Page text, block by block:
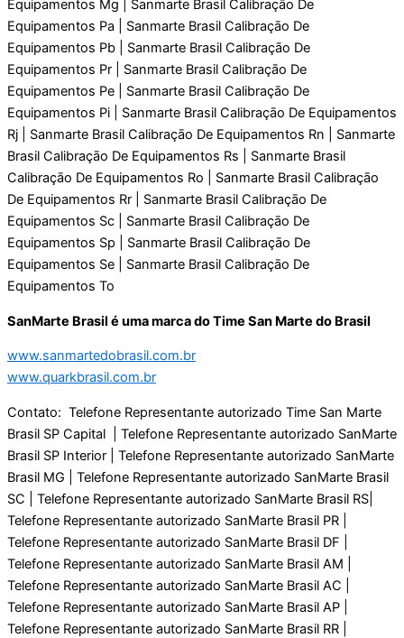
SanMarte Brasil é uma marca do Time San Marte do Brasil
www.sanmartedobrasil.com.br
www.quarkbrasil.com.br
Contato: Telefone Representante autorizado Time San Marte
Brasil SP Capital | Telefone Representante autorizado SanMarte
Brasil SP Interior | Telefone Representante autorizado SanMarte
Brasil MG | Telefone Representante autorizado SanMarte Brasil
SC | Telefone Representante autorizado SanMarte Brasil RS|
Telefone Representante autorizado SanMarte Brasil PR |
Telefone Representante autorizado SanMarte Brasil DF |
Telefone Representante autorizado SanMarte Brasil AM |
Telefone Representante autorizado SanMarte Brasil AC |
Telefone Representante autorizado SanMarte Brasil AP |
Telefone Representante autorizado SanMarte Brasil RR |